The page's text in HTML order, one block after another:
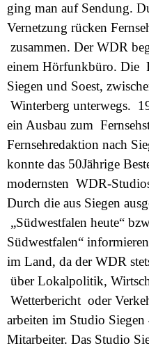
ging man auf Sendung.
Vernetzung rücken
zusammen. Der WDR
einem Hörfunkbüro. Die
Siegen und Soest,
Winterberg unterwegs.
ein Ausbau zum
Fernsehredaktion nach
konnte das 50Jährige
modernsten WDR-
Durch die aus Siegen
„Südwestfalen heute“
Südwestfalen“
im Land, da der WDR
über Lokalpolitik,
Wetterbericht oder
arbeiten im Studio
Mitarbeiter. Das Studio